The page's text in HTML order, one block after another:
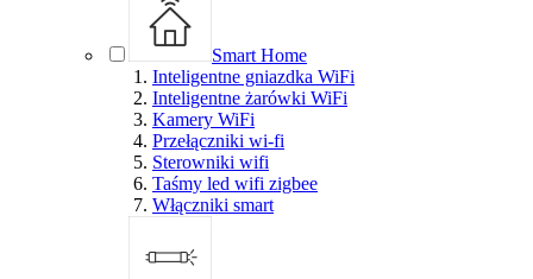
Smart Home
Inteligentne gniazdka WiFi
Inteligentne żarówki WiFi
Kamery WiFi
Przełączniki wi-fi
Sterowniki wifi
Taśmy led wifi zigbee
Włączniki smart